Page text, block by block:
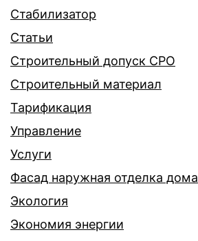
Стабилизатор
Статьи
Строительный допуск СРО
Строительный материал
Тарификация
Управление
Услуги
Фасад наружная отделка дома
Экология
Экономия энергии